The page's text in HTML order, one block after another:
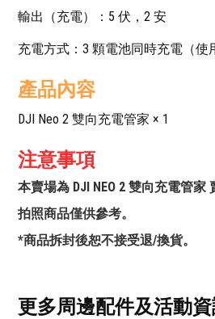
輸出（充電）：5 伏，2 安
充電方式：3 顆電池同時充電（使
產品內容
DJI Neo 2 雙向充電管家 × 1
注意事項
本賣場為 DJI NEO 2 雙向充電管家
拍照商品僅供參考。
*商品拆封後恕不接受退/換貨。
更多周邊配件及活動